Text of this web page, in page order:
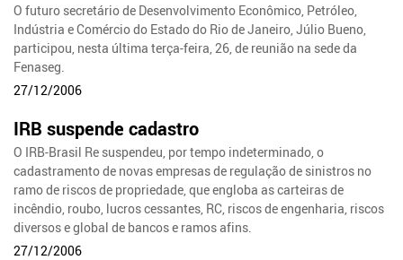
O futuro secretário de Desenvolvimento Econômico, Petróleo,
Indústria e Comércio do Estado do Rio de Janeiro, Júlio Bueno,
participou, nesta última terça-feira, 26, de reunião na sede da
Fenaseg.
27/12/2006
IRB suspende cadastro
O IRB-Brasil Re suspendeu, por tempo indeterminado, o
cadastramento de novas empresas de regulação de sinistros no
ramo de riscos de propriedade, que engloba as carteiras de
incêndio, roubo, lucros cessantes, RC, riscos de engenharia, riscos
diversos e global de bancos e ramos afins.
27/12/2006